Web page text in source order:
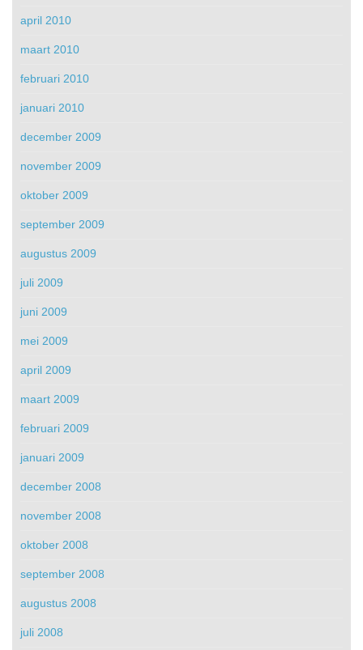
april 2010
maart 2010
februari 2010
januari 2010
december 2009
november 2009
oktober 2009
september 2009
augustus 2009
juli 2009
juni 2009
mei 2009
april 2009
maart 2009
februari 2009
januari 2009
december 2008
november 2008
oktober 2008
september 2008
augustus 2008
juli 2008